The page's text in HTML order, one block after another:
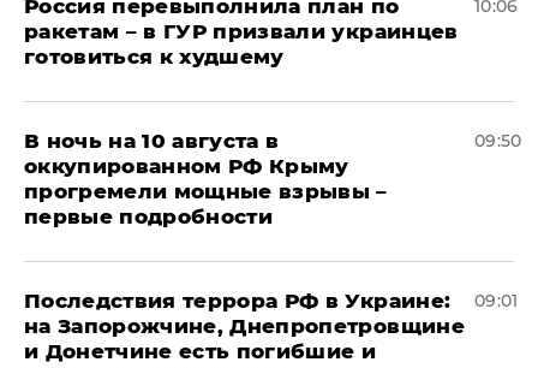
Россия перевыполнила план по
ракетам – в ГУР призвали украинцев
готовиться к худшему
10:06
В ночь на 10 августа в
оккупированном РФ Крыму
прогремели мощные взрывы –
первые подробности
09:50
Последствия террора РФ в Украине:
на Запорожчине, Днепропетровщине
и Донетчине есть погибшие и
09:01